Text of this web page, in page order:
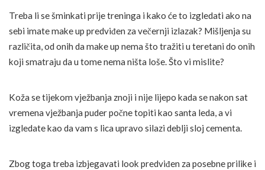
Treba li se šminkati prije treninga i kako će to izgledati ako na
sebi imate make up predviđen za večernji izlazak? Mišljenja su
različita, od onih da make up nema što tražiti u teretani do onih
koji smatraju da u tome nema ništa loše. Što vi mislite?
Koža se tijekom vježbanja znoji i nije lijepo kada se nakon sat
vremena vježbanja puder počne topiti kao santa leda, a vi
izgledate kao da vam s lica upravo silazi deblji sloj cementa.
Zbog toga treba izbjegavati look predviđen za posebne prilike i